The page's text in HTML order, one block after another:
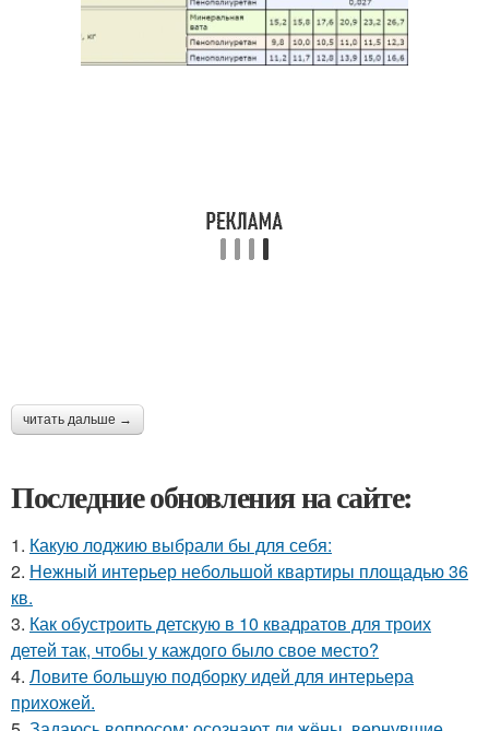
читать дальше →
Последние обновления на сайте:
1. Какую лоджию выбрали бы для себя:
2. Нежный интерьер небольшой квартиры площадью 36
кв.
3. Как обустроить детскую в 10 квадратов для троих
детей так, чтобы у каждого было свое место?
4. Ловите большую подборку идей для интерьера
прихожей.